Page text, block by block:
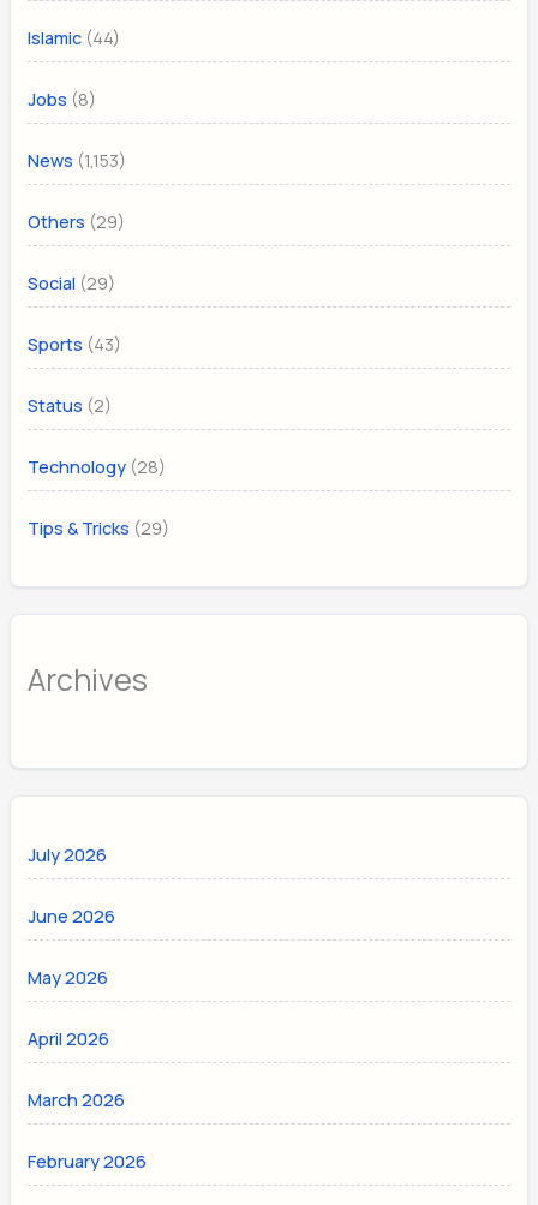
Islamic (44)
Jobs (8)
News (1,153)
Others (29)
Social (29)
Sports (43)
Status (2)
Technology (28)
Tips & Tricks (29)
Archives
July 2026
June 2026
May 2026
April 2026
March 2026
February 2026